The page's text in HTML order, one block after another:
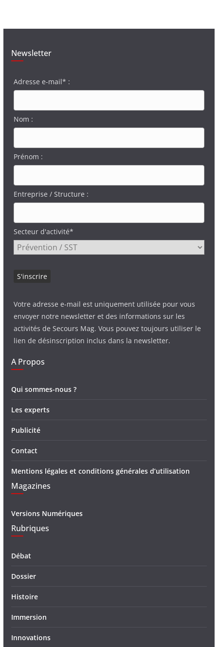
Newsletter
Adresse e-mail* :
Nom :
Prénom :
Entreprise / Structure :
Secteur d'activité*
Votre adresse e-mail est uniquement utilisée pour vous
envoyer notre newsletter et des informations sur les
activités de Secours Mag. Vous pouvez toujours utiliser le
lien de désinscription inclus dans la newsletter.
A Propos
Qui sommes-nous ?
Les experts
Publicité
Contact
Mentions légales et conditions générales d’utilisation
Magazines
Versions Numériques
Rubriques
Débat
Dossier
Histoire
Immersion
Innovations